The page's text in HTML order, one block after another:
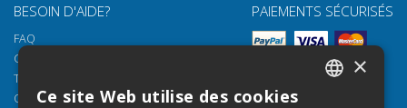
BESOIN D'AIDE?
FAQ
Comment ouvrir nos documents
Torrossa Reader
Options d'accès
PAIEMENTS SÉCURISÉS
×
Ce site Web utilise des cookies